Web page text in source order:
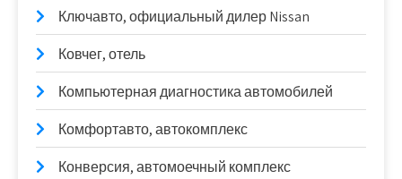
Ключавто, официальный дилер Nissan
Ковчег, отель
Компьютерная диагностика автомобилей
Комфортавто, автокомплекс
Конверсия, автомоечный комплекс